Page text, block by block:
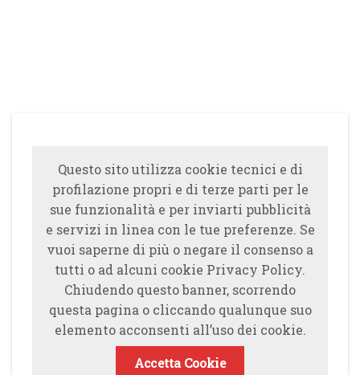
Questo sito utilizza cookie tecnici e di
profilazione propri e di terze parti per le
sue funzionalità e per inviarti pubblicità
e servizi in linea con le tue preferenze. Se
vuoi saperne di più o negare il consenso a
tutti o ad alcuni cookie Privacy Policy.
Chiudendo questo banner, scorrendo
questa pagina o cliccando qualunque suo
elemento acconsenti all’uso dei cookie.
Accetta Cookie